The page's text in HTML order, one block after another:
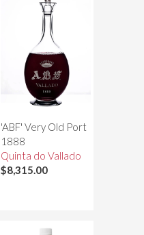
'ABF' Very Old Port
1888
Quinta do Vallado
$8,315.00